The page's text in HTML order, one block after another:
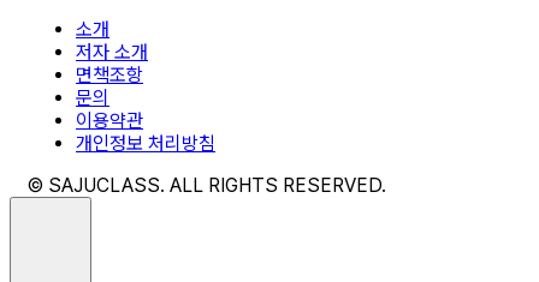
소개
저자 소개
면책조항
문의
이용약관
개인정보 처리방침
© SAJUCLASS. ALL RIGHTS RESERVED.